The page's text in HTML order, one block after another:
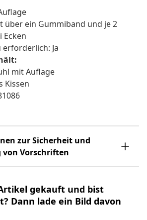
über ein Gummiband und je 2
Ecken
Ja
mit Auflage
Kissen
zur Sicherheit und
Vorschriften
gekauft und bist
Dann lade ein Bild davon